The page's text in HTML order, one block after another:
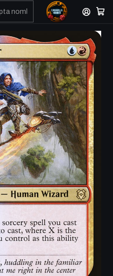
y transferencias por Whatsapp